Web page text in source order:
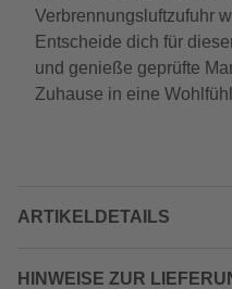
Verbrennungsluftzufuhr
Entscheide dich für
und genieße geprüfte
Zuhause in eine
ARTIKELDETAILS
HINWEISE ZUR